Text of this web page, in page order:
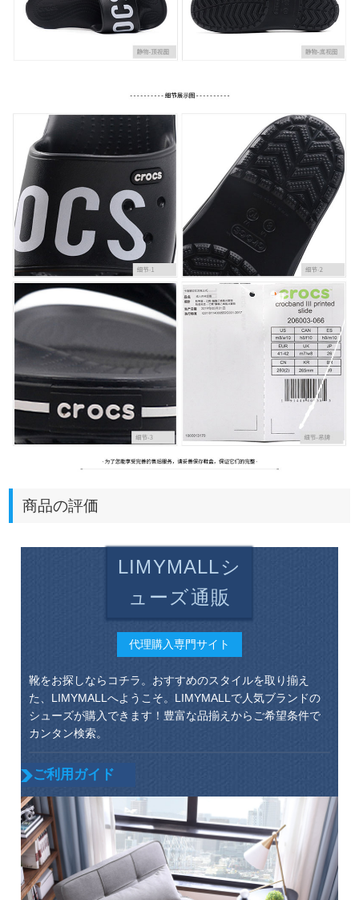
商品の評価
LIMYMALLシ
ューズ通販
代理購入専門サイト
靴をお探しならコチラ。おすすめのスタイルを取り揃え
た、LIMYMALLへようこそ。LIMYMALLで人気ブランドの
シューズが購入できます！豊富な品揃えからご希望条件で
カンタン検索。
ご利用ガイド